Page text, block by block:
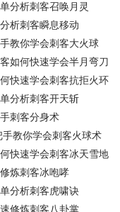
分析刺客召唤月灵
析刺客瞬息移动
教你学会刺客大火球
如何快速学会半月弯刀
快速学会刺客抗拒火环
分析刺客开天斩
刺客分身术
教你学会刺客火球术
快速学会刺客冰天雪地
炼刺客冰咆哮
分析刺客虎啸诀
修炼刺客八卦掌